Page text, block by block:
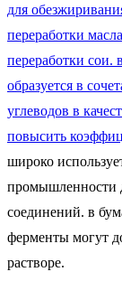
для
переработки
переработки
образуется в
углеводов в
повысить
широко
промышленности
соединений. в
ферменты могут
растворе.